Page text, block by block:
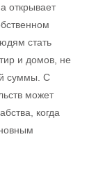
открывает
стать
и домов, не
суммы. С
может
когда